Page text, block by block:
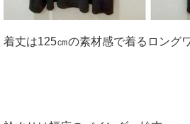
着丈は125㎝の素材感で着るロング